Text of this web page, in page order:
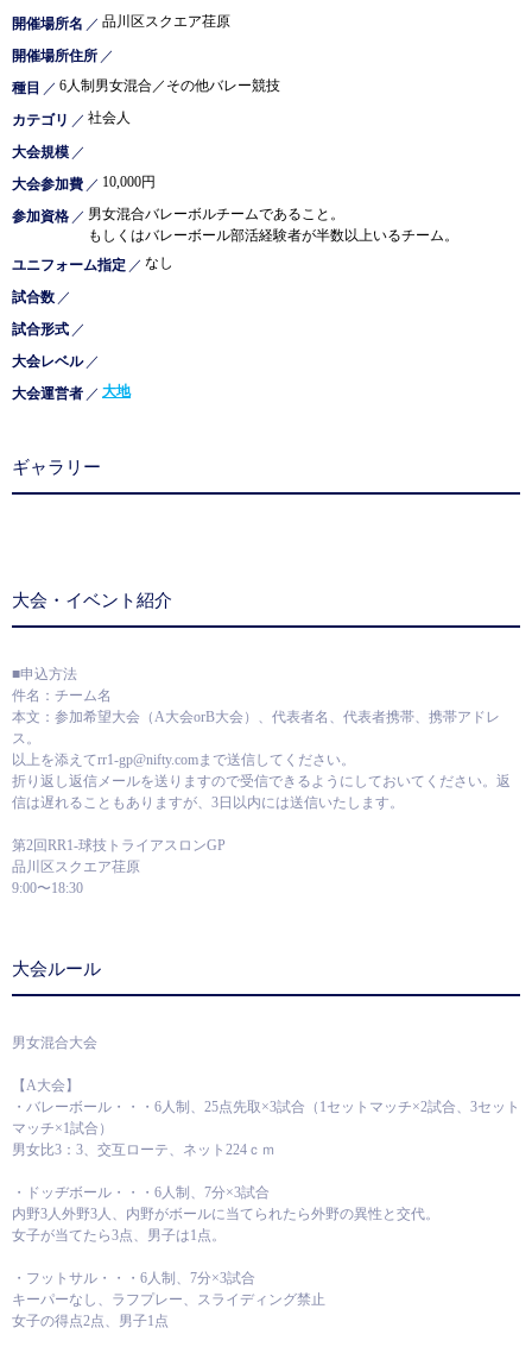
開催場所名 ／ 品川区スクエア荏原
開催場所住所 ／
種目 ／ 6人制男女混合／その他バレー競技
カテゴリ ／ 社会人
大会規模 ／
大会参加費 ／ 10,000円
参加資格 ／ 男女混合バレーボルチームであること。
もしくはバレーボール部活経験者が半数以上いるチーム。
ユニフォーム指定 ／ なし
試合数 ／
試合形式 ／
大会レベル ／
大会運営者 ／ 大地
ギャラリー
大会・イベント紹介
■申込方法
件名：チーム名
本文：参加希望大会（A大会orB大会）、代表者名、代表者携帯、携帯アドレ
ス。
以上を添えてrr1-gp@nifty.comまで送信してください。
折り返し返信メールを送りますので受信できるようにしておいてください。返
信は遅れることもありますが、3日以内には送信いたします。
第2回RR1-球技トライアスロンGP
品川区スクエア荏原
9:00〜18:30
大会ルール
男女混合大会
【A大会】
・バレーボール・・・6人制、25点先取×3試合（1セットマッチ×2試合、3セット
マッチ×1試合）
男女比3：3、交互ローテ、ネット224ｃｍ
・ドッヂボール・・・6人制、7分×3試合
内野3人外野3人、内野がボールに当てられたら外野の異性と交代。
女子が当てたら3点、男子は1点。
・フットサル・・・6人制、7分×3試合
キーパーなし、ラフプレー、スライディング禁止
女子の得点2点、男子1点